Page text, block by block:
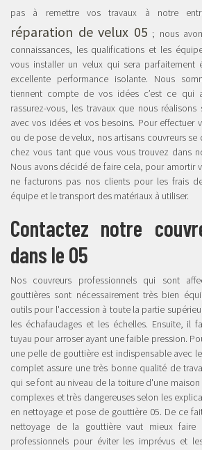
pas à remettre vos travaux à notre
réparation de velux 05 ; nous
connaissances, les qualifications et les
vous installer un velux qui sera parfaitement
excellente performance isolante. Nous
tiennent compte de vos idées c’est ce qui
rassurez-vous, les travaux que nous
avec vos idées et vos besoins. Pour effectuer
ou de pose de velux, nos artisans couvreurs
chez vous tant que vous vous trouvez dans
Nous avons décidé de faire cela, pour amortir
ne facturons pas nos clients pour les frais
équipe et le transport des matériaux à utiliser.
Contactez notre
dans le 05
Nos couvreurs professionnels qui sont
gouttières sont nécessairement très bien
outils pour l'accession à toute la partie
les échafaudages et les échelles. Ensuite, il
tuyau pour arroser ayant une faible pression.
une pelle de gouttière est indispensable avec
complet assure une très bonne qualité de
qui se font au niveau de la toiture d'une
complexes et très dangereuses selon les
en nettoyage et pose de gouttière 05. De ce
nettoyage de la gouttière vaut mieux
professionnels pour éviter les imprévus et